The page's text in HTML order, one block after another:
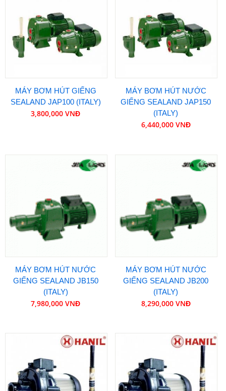
MÁY BƠM HÚT GIẾNG
SEALAND JAP100 (ITALY)
3,800,000 VNĐ
MÁY BƠM HÚT NƯỚC
GIẾNG SEALAND JAP150
(ITALY)
6,440,000 VNĐ
MÁY BƠM HÚT NƯỚC
GIẾNG SEALAND JB150
(ITALY)
7,980,000 VNĐ
MÁY BƠM HÚT NƯỚC
GIẾNG SEALAND JB200
(ITALY)
8,290,000 VNĐ